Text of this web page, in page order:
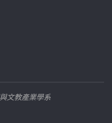
文教產業學系